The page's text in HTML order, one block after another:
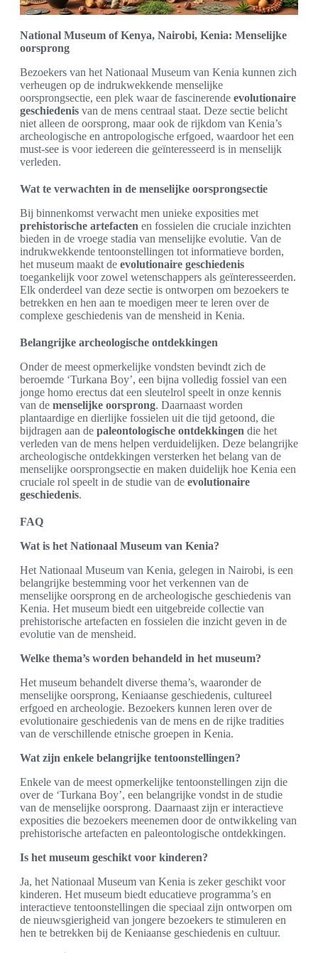
National Museum of Kenya, Nairobi, Kenia: Menselijke
oorsprong
Bezoekers van het Nationaal Museum van Kenia kunnen zich
verheugen op de indrukwekkende menselijke
oorsprongsectie, een plek waar de fascinerende evolutionaire
geschiedenis van de mens centraal staat. Deze sectie belicht
niet alleen de oorsprong, maar ook de rijkdom van Kenia’s
archeologische en antropologische erfgoed, waardoor het een
must-see is voor iedereen die geïnteresseerd is in menselijk
verleden.
Wat te verwachten in de menselijke oorsprongsectie
Bij binnenkomst verwacht men unieke exposities met
prehistorische artefacten en fossielen die cruciale inzichten
bieden in de vroege stadia van menselijke evolutie. Van de
indrukwekkende tentoonstellingen tot informatieve borden,
het museum maakt de evolutionaire geschiedenis
toegankelijk voor zowel wetenschappers als geïnteresseerden.
Elk onderdeel van deze sectie is ontworpen om bezoekers te
betrekken en hen aan te moedigen meer te leren over de
complexe geschiedenis van de mensheid in Kenia.
Belangrijke archeologische ontdekkingen
Onder de meest opmerkelijke vondsten bevindt zich de
beroemde ‘Turkana Boy’, een bijna volledig fossiel van een
jonge homo erectus dat een sleutelrol speelt in onze kennis
van de menselijke oorsprong. Daarnaast worden
plantaardige en dierlijke fossielen uit die tijd getoond, die
bijdragen aan de paleontologische ontdekkingen die het
verleden van de mens helpen verduidelijken. Deze belangrijke
archeologische ontdekkingen versterken het belang van de
menselijke oorsprongsectie en maken duidelijk hoe Kenia een
cruciale rol speelt in de studie van de evolutionaire
geschiedenis.
FAQ
Wat is het Nationaal Museum van Kenia?
Het Nationaal Museum van Kenia, gelegen in Nairobi, is een
belangrijke bestemming voor het verkennen van de
menselijke oorsprong en de archeologische geschiedenis van
Kenia. Het museum biedt een uitgebreide collectie van
prehistorische artefacten en fossielen die inzicht geven in de
evolutie van de mensheid.
Welke thema’s worden behandeld in het museum?
Het museum behandelt diverse thema’s, waaronder de
menselijke oorsprong, Keniaanse geschiedenis, cultureel
erfgoed en archeologie. Bezoekers kunnen leren over de
evolutionaire geschiedenis van de mens en de rijke tradities
van de verschillende etnische groepen in Kenia.
Wat zijn enkele belangrijke tentoonstellingen?
Enkele van de meest opmerkelijke tentoonstellingen zijn die
over de ‘Turkana Boy’, een belangrijke vondst in de studie
van de menselijke oorsprong. Daarnaast zijn er interactieve
exposities die bezoekers meenemen door de ontwikkeling van
prehistorische artefacten en paleontologische ontdekkingen.
Is het museum geschikt voor kinderen?
Ja, het Nationaal Museum van Kenia is zeker geschikt voor
kinderen. Het museum biedt educatieve programma’s en
interactieve tentoonstellingen die speciaal zijn ontworpen om
de nieuwsgierigheid van jongere bezoekers te stimuleren en
hen te betrekken bij de Keniaanse geschiedenis en cultuur.